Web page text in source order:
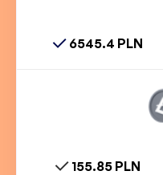
6545.4 PLN
155.85 PLN